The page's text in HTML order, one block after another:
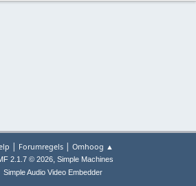
| Forumregels| Omhoog ▲
2.1.7 © 2026, Simple Machines
Simple Audio Video Embedder